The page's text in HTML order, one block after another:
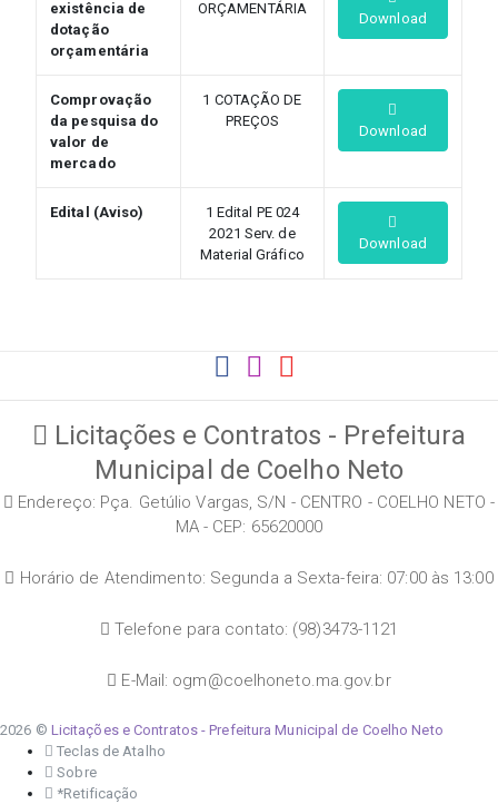
existência de
dotação
orçamentária
ORÇAMENTÁRIA
Download
Comprovação
da pesquisa do
valor de
mercado
1 COTAÇÃO DE
PREÇOS
Download
Edital (Aviso)
1 Edital PE 024
2021 Serv. de
Material Gráfico
Download
Licitações e Contratos - Prefeitura
Municipal de Coelho Neto
Endereço: Pça. Getúlio Vargas, S/N - CENTRO - COELHO NETO -
MA - CEP: 65620000
Horário de Atendimento: Segunda a Sexta-feira: 07:00 às 13:00
Telefone para contato: (98)3473-1121
E-Mail: ogm@coelhoneto.ma.gov.br
2026 © Licitações e Contratos - Prefeitura Municipal de Coelho Neto
Teclas de Atalho
Sobre
*Retificação